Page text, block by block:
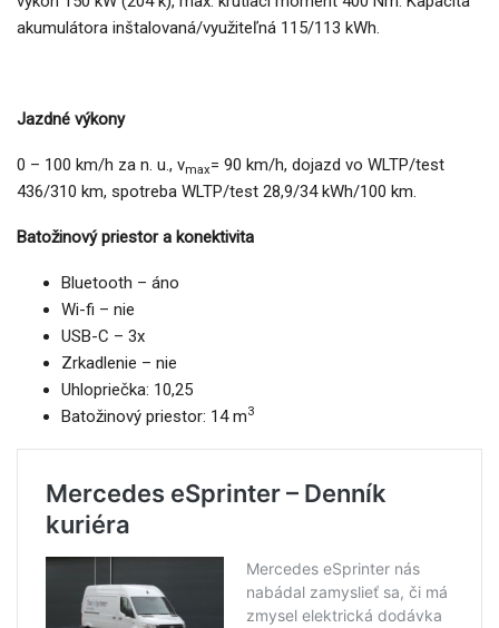
akumulátora inštalovaná/využiteľná 115/113 kWh.
Jazdné výkony
0 – 100 km/h za n. u., vmax= 90 km/h, dojazd vo WLTP/test
436/310 km, spotreba WLTP/test 28,9/34 kWh/100 km.
Batožinový priestor a konektivita
Bluetooth – áno
Wi-fi – nie
USB-C – 3x
Zrkadlenie – nie
Uhlopriečka: 10,25
Batožinový priestor: 14 m3